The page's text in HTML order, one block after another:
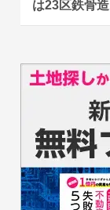
は23区鉄骨造